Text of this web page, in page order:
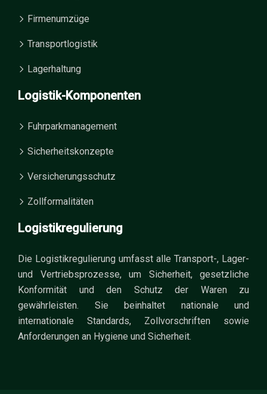
Firmenumzüge
Transportlogistik
Lagerhaltung
Logistik-Komponenten
Fuhrparkmanagement
Sicherheitskonzepte
Versicherungsschutz
Zollformalitäten
Logistikregulierung
Die Logistikregulierung umfasst alle Transport-, Lager-
und Vertriebsprozesse, um Sicherheit, gesetzliche
Konformität und den Schutz der Waren zu
gewährleisten. Sie beinhaltet nationale und
internationale Standards, Zollvorschriften sowie
Anforderungen an Hygiene und Sicherheit.